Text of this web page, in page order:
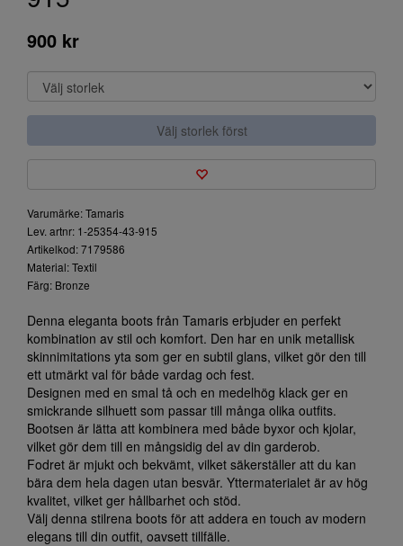
900 kr
Välj storlek först
Varumärke: Tamaris
Lev. artnr: 1-25354-43-915
Artikelkod: 7179586
Material: Textil
Färg: Bronze
Denna eleganta boots från Tamaris erbjuder en perfekt
kombination av stil och komfort. Den har en unik metallisk
skinnimitations yta som ger en subtil glans, vilket gör den till
ett utmärkt val för både vardag och fest.
Designen med en smal tå och en medelhög klack ger en
smickrande silhuett som passar till många olika outfits.
Bootsen är lätta att kombinera med både byxor och kjolar,
vilket gör dem till en mångsidig del av din garderob.
Fodret är mjukt och bekvämt, vilket säkerställer att du kan
bära dem hela dagen utan besvär. Yttermaterialet är av hög
kvalitet, vilket ger hållbarhet och stöd.
Välj denna stilrena boots för att addera en touch av modern
elegans till din outfit, oavsett tillfälle.